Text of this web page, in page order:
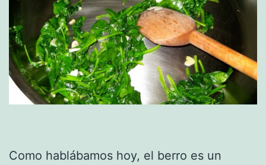
Como hablábamos hoy, el berro es un